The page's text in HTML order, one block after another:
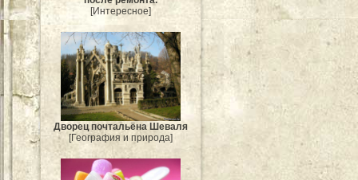
[Интересное]
Дворец почтальёна Шеваля
[География и природа]